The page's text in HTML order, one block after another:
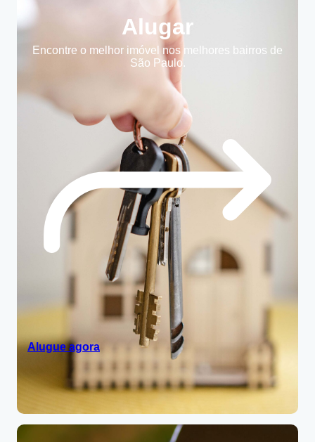
Alugar
Encontre o melhor imóvel nos melhores bairros de
São Paulo.
Alugue agora